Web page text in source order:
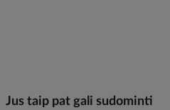
Jus taip pat gali sudominti